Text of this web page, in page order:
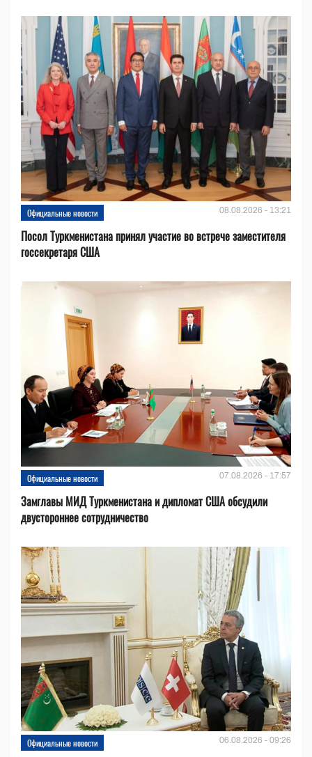
Официальные новости 08.08.2026 - 13:21
Посол Туркменистана принял участие во встрече заместителя
госсекретаря США
Официальные новости 07.08.2026 - 17:57
Замглавы МИД Туркменистана и дипломат США обсудили
двустороннее сотрудничество
Официальные новости 06.08.2026 - 09:26